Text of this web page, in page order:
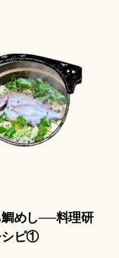
鯛めし──料理研
シピ①